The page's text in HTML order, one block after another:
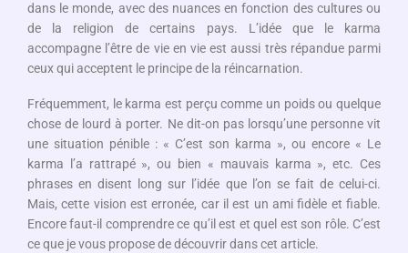
dans le monde, avec des nuances en fonction des cultures ou
de la religion de certains pays. L’idée que le karma
accompagne l’être de vie en vie est aussi très répandue parmi
ceux qui acceptent le principe de la réincarnation.
Fréquemment, le karma est perçu comme un poids ou quelque
chose de lourd à porter. Ne dit-on pas lorsqu’une personne vit
une situation pénible : « C’est son karma », ou encore « Le
karma l’a rattrapé », ou bien « mauvais karma », etc. Ces
phrases en disent long sur l’idée que l’on se fait de celui-ci.
Mais, cette vision est erronée, car il est un ami fidèle et fiable.
Encore faut-il comprendre ce qu’il est et quel est son rôle. C’est
ce que je vous propose de découvrir dans cet article.